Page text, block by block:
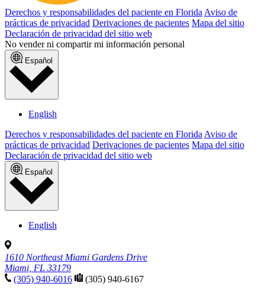
Derechos y responsabilidades del paciente en Florida Aviso de
prácticas de privacidad Derivaciones de pacientes Mapa del sitio
Declaración de privacidad del sitio web
No vender ni compartir mi información personal
Español
English
Derechos y responsabilidades del paciente en Florida Aviso de
prácticas de privacidad Derivaciones de pacientes Mapa del sitio
Declaración de privacidad del sitio web
Español
English
1610 Northeast Miami Gardens Drive
Miami, FL 33179
(305) 940-6016
(305) 940-6167